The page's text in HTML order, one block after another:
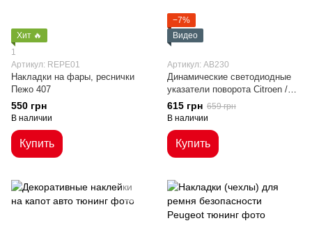
Хит 🔥
1
Артикул: REPE01
Накладки на фары, реснички
Пежо 407
550 грн
В наличии
Купить
−7%
Видео
Артикул: AB230
Динамические светодиодные
указатели поворота Citroen /
Peugeot
615 грн 659 грн
В наличии
Купить